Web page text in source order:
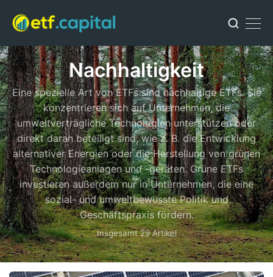
Nachhaltigkeit
Eine spezielle Art von ETFs sind nachhaltige ETFs. Sie
konzentrieren sich auf Unternehmen, die
umweltverträgliche Technologien unterstützen oder
direkt daran beteiligt sind, wie z. B. die Entwicklung
alternativer Energien oder die Herstellung von grünen
Technologieanlagen und -geräten. Grüne ETFs
investieren außerdem nur in Unternehmen, die eine
sozial- und umweltbewusste Politik und
Geschäftspraxis fördern.
Insgesamt 29 Artikel